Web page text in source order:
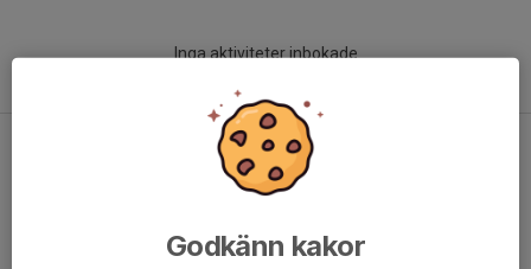
Inga aktiviteter inbokade
Godkänn kakor